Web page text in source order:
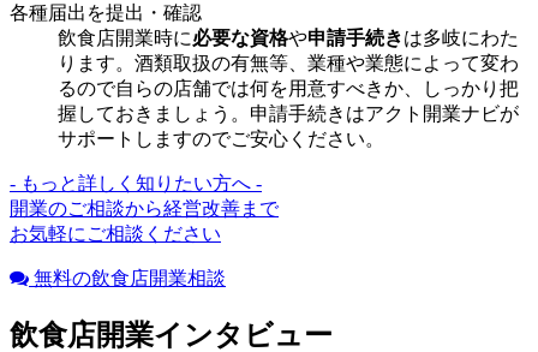
各種届出を提出・確認
飲食店開業時に必要な資格や申請手続きは多岐にわた
ります。酒類取扱の有無等、業種や業態によって変わ
るので自らの店舗では何を用意すべきか、しっかり把
握しておきましょう。申請手続きはアクト開業ナビが
サポートしますのでご安心ください。
- もっと詳しく知りたい方へ -
開業のご相談から経営改善まで
お気軽にご相談ください
無料の飲食店開業相談
飲食店開業インタビュー